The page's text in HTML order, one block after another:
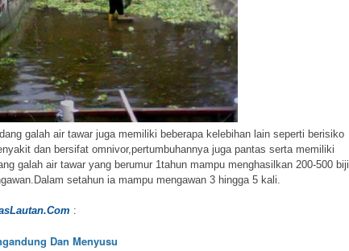
galah air tawar juga memiliki beberapa kelebihan lain seperti berisiko
dan bersifat omnivor,pertumbuhannya juga pantas serta memiliki
galah air tawar yang berumur 1tahun mampu menghasilkan 200-500 biji
setahun ia mampu mengawan 3 hingga 5 kali.
:
Dan Menyusu